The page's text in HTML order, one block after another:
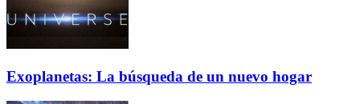
Exoplanetas: La búsqueda de un nuevo hogar